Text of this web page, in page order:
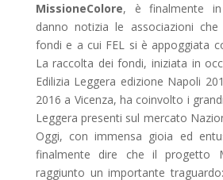
MissioneColore, è finalmente
danno notizia le associazioni
fondi e a cui FEL si è appoggiata
La raccolta dei fondi, iniziata in
Edilizia Leggera edizione Napoli
2016 a Vicenza, ha coinvolto i
Leggera presenti sul mercato
Oggi, con immensa gioia ed
finalmente dire che il progetto
raggiunto un importante traguardo: